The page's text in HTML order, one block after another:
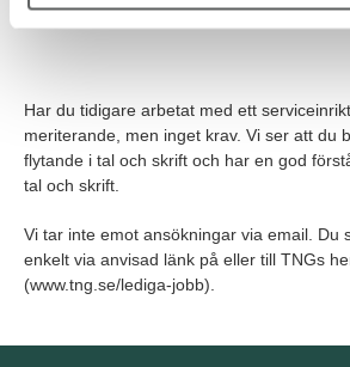
är minst 18 år gammal
Har du tidigare arbetat med ett
meriterande, men inget krav. Vi ser att du
flytande i tal och skrift och har en god
tal och skrift.
Vi tar inte emot ansökningar via email. Du
enkelt via anvisad länk på eller till TNGs
(www.tng.se/lediga-jobb).